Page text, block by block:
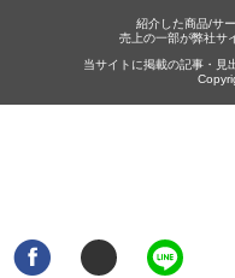
紹介した商品/サ
売上の一部が弊社サ
当サイトに掲載の記事・見